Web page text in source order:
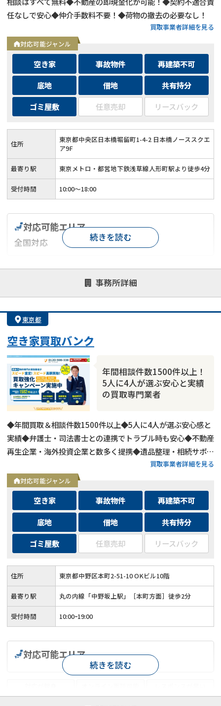
任なしで安心◆仲介手数料不要！◆荷物の撤去の必要なし！
買取事業者詳細を見る
対応可能ジャンル
空き家 事故物件
再建築不可
底地
借地
共有持分
ゴミ屋敷
任意売却 リースバック
住所
東京都中央区日本橋堀留町1-4-2 日本橋ノーススクエ
ア9F
最寄り駅 東京メトロ・都営地下鉄浅草線人形町駅より徒歩4分
受付時間 10:00～18:00
事務所詳細
対応可能エリア
全国対応
対応が親身 オンライン面談可能
レスポンスが早い
1億円以上の買取可
続きを読む
東京都
空き家買取バンク
年間相談件数1500件以上！
5人に4人が選ぶ安心と実績
の買取専門業者
◆年間買取＆相談件数1500件以上◆5人に4人が選ぶ安心感と
実績◆弁護士・司法書士との連携でトラブル時も安心◆不動産
再生企業・海外投資企業と数多く提携◆遺品整理・相続サポー
トも可能◆メールとLINEは24時間相談受付中買取事業者詳細を見る
対応可能ジャンル
空き家 事故物件
再建築不可
底地
借地
共有持分
ゴミ屋敷
任意売却 リースバック
住所 東京都中野区本町2-51-10 OKビル10階
最寄り駅 丸の内線「中野坂上駅」［本町方面］徒歩2分
受付時間 10:00ｰ19:00
対応可能エリア
続きを読む